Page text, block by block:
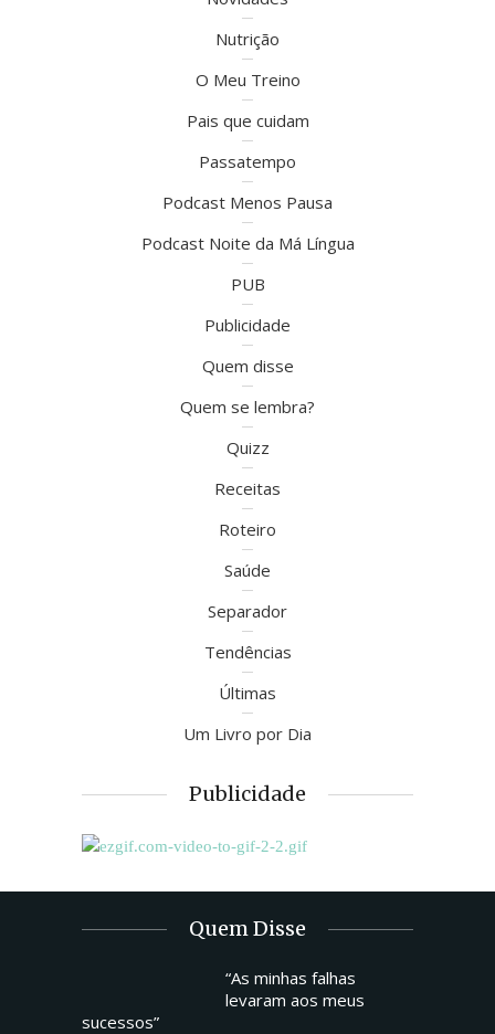
Nutrição
O Meu Treino
Pais que cuidam
Passatempo
Podcast Menos Pausa
Podcast Noite da Má Língua
PUB
Publicidade
Quem disse
Quem se lembra?
Quizz
Receitas
Roteiro
Saúde
Separador
Tendências
Últimas
Um Livro por Dia
Publicidade
Quem Disse
“As minhas falhas
levaram aos meus
sucessos”